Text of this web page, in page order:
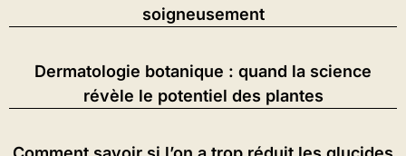
soigneusement
Dermatologie botanique : quand la science
révèle le potentiel des plantes